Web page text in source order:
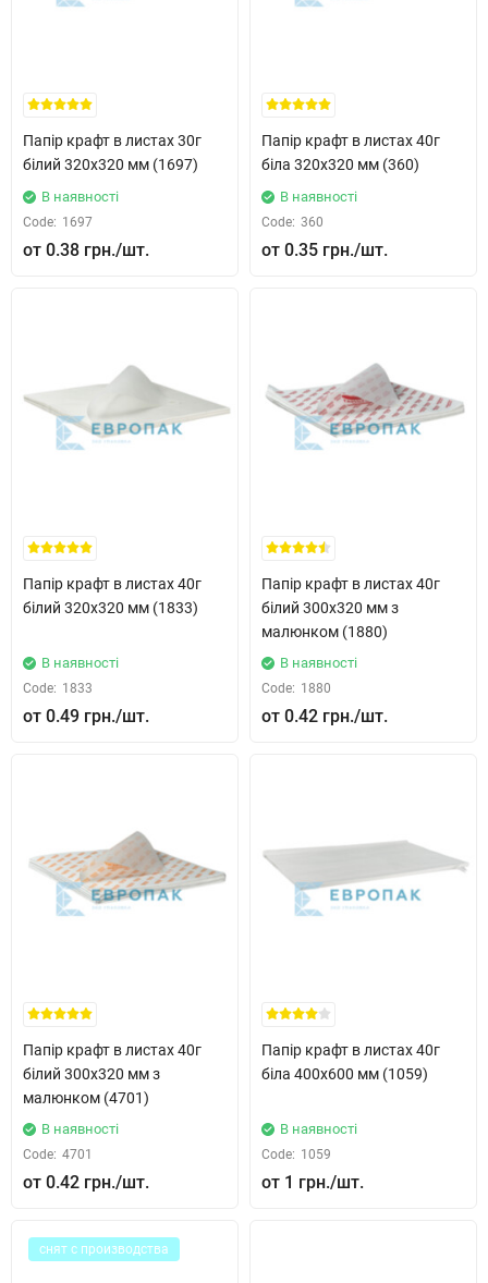
Папір крафт в листах 30г
білий 320x320 мм (1697)
В наявності
Code: 1697
0.38 грн.
Папір крафт в листах 40г
біла 320x320 мм (360)
В наявності
Code: 360
0.35 грн.
Папір крафт в листах 40г
білий 320x320 мм (1833)
В наявності
Code: 1833
0.49 грн.
Папір крафт в листах 40г
білий 300x320 мм з
малюнком (1880)
В наявності
Code: 1880
0.42 грн.
Папір крафт в листах 40г
білий 300x320 мм з
малюнком (4701)
В наявності
Code: 4701
0.42 грн.
Папір крафт в листах 40г
біла 400x600 мм (1059)
В наявності
Code: 1059
1 грн.
снят с производства